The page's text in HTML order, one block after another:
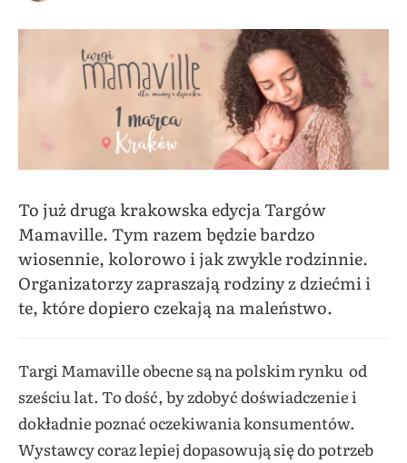
To już druga krakowska edycja Targów
Mamaville. Tym razem będzie bardzo
wiosennie, kolorowo i jak zwykle rodzinnie.
Organizatorzy zapraszają rodziny z dziećmi i
te, które dopiero czekają na maleństwo.
Targi Mamaville obecne są na polskim rynku od
sześciu lat. To dość, by zdobyć doświadczenie i
dokładnie poznać oczekiwania konsumentów.
Wystawcy coraz lepiej dopasowują się do potrzeb